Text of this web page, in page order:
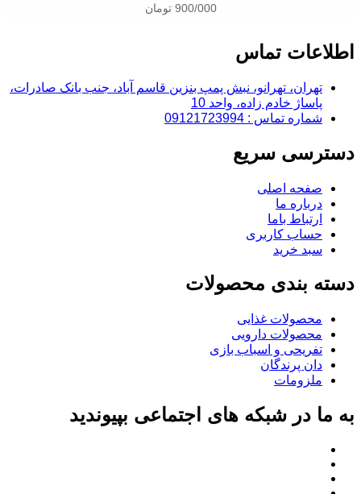
900/000 تومان
اطلاعات تماس
تهران، تهرانو، نبش پمپ بنزین قاسم آباد، جنب بانک صادرات،
پاساژ خادم زاده، واحد 10
شماره تماس : 09121723994
دسترسی سریع
صفحه اصلی
درباره ما
ارتباط باما
حساب کاربری
سبد خرید
دسته بندی محصولات
محصولات غذایی
محصولات دارویی
تفریحی و اسباب بازی
دان پرندگان
ملزومات
به ما در شبکه های اجتماعی بپیوندید